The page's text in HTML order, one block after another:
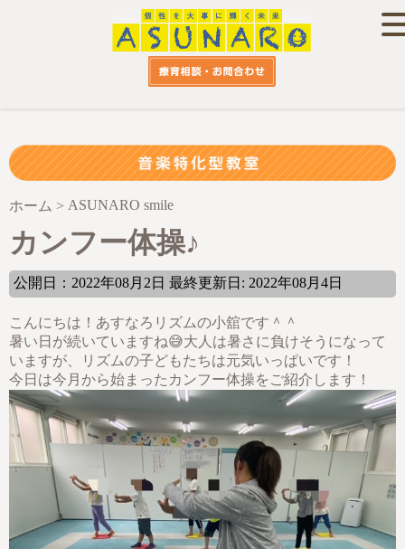
ホーム > ASUNARO smile
カンフー体操♪
公開日：2022年08月2日 最終更新日: 2022年08月4日
こんにちは！あすなろリズムの小舘です＾＾
暑い日が続いていますね😅大人は暑さに負けそうになって
いますが、リズムの子どもたちは元気いっぱいです！
今日は今月から始まったカンフー体操をご紹介します！